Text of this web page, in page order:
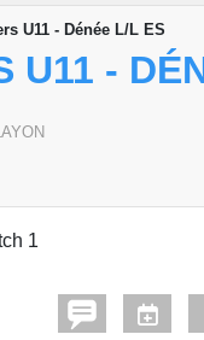
U11 - Dénée L/L ES
U11 -
1